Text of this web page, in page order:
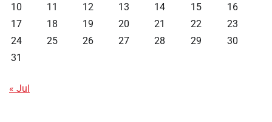
10
11 12 13 14 15
16
17
18 19 20 21 22
23
24
25 26 27 28 29
30
31
« Jul